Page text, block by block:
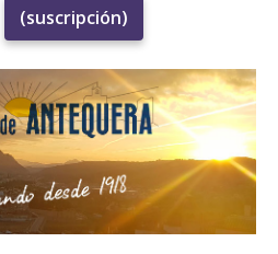
(suscripción)